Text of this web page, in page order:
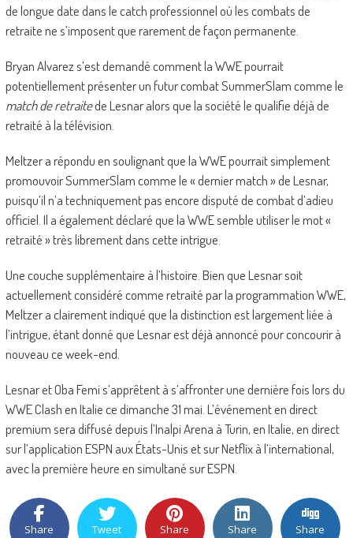
de longue date dans le catch professionnel où les combats de
retraite ne s’imposent que rarement de façon permanente.
Bryan Alvarez s’est demandé comment la WWE pourrait
potentiellement présenter un futur combat SummerSlam comme le
match de retraitede Lesnar alors que la société le qualifie déjà de
retraité à la télévision.
Meltzer a répondu en soulignant que la WWE pourrait simplement
promouvoir SummerSlam comme le « dernier match » de Lesnar,
puisqu’il n’a techniquement pas encore disputé de combat d’adieu
officiel. Il a également déclaré que la WWE semble utiliser le mot «
retraité » très librement dans cette intrigue.
Une couche supplémentaire à l’histoire. Bien que Lesnar soit
actuellement considéré comme retraité par la programmation WWE,
Meltzer a clairement indiqué que la distinction est largement liée à
l’intrigue, étant donné que Lesnar est déjà annoncé pour concourir à
nouveau ce week-end.
Lesnar et Oba Femi s’apprêtent à s’affronter une dernière fois lors du
WWE Clash en Italie ce dimanche 31 mai. L’événement en direct
premium sera diffusé depuis l’Inalpi Arena à Turin, en Italie, en direct
sur l’application ESPN aux États-Unis et sur Netflix à l’international,
avec la première heure en simultané sur ESPN.
Share Tweet Share Share Share